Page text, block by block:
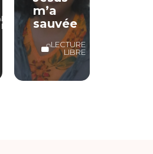
LECTURE
LIBRE
m’a
sauvée
LECTURE
LIBRE